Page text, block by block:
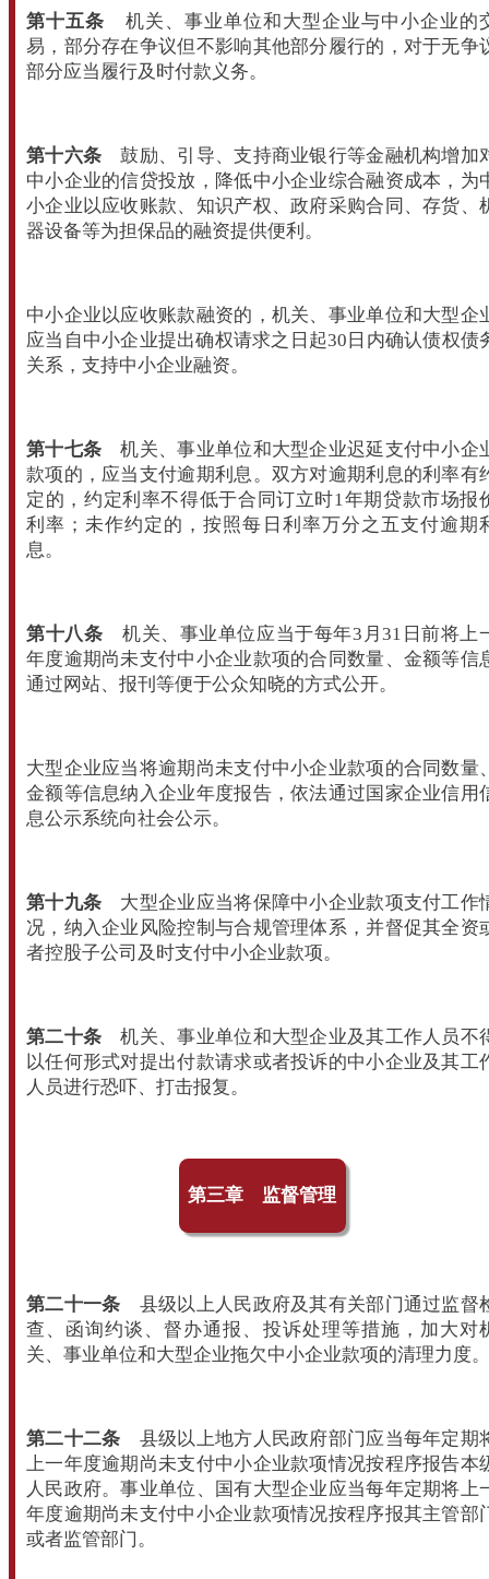
第十五条
机关、事业单位和大型企业与中小企业的
易，部分存在争议但不影响其他部分履行的，对于无争
部分应当履行及时付款义务。
第十六条 鼓励、引导、支持商业银行等金融机构增加
中小企业的信贷投放，降低中小企业综合融资成本，为
小企业以应收账款、知识产权、政府采购合同、存货、
器设备等为担保品的融资提供便利。
中小企业以应收账款融资的，机关、事业单位和大型企
应当自中小企业提出确权请求之日起30日内确认债权债
关系，支持中小企业融资。
第十七条 机关、事业单位和大型企业迟延支付中小企
款项的，应当支付逾期利息。双方对逾期利息的利率有
定的，约定利率不得低于合同订立时1年期贷款市场报
利率；未作约定的，按照每日利率万分之五支付逾期
息。
第十八条 机关、事业单位应当于每年3月31日前将上
年度逾期尚未支付中小企业款项的合同数量、金额等信
通过网站、报刊等便于公众知晓的方式公开。
大型企业应当将逾期尚未支付中小企业款项的合同数量
金额等信息纳入企业年度报告，依法通过国家企业信用
息公示系统向社会公示。
第十九条 大型企业应当将保障中小企业款项支付工作
况，纳入企业风险控制与合规管理体系，并督促其全资
者控股子公司及时支付中小企业款项。
第二十条 机关、事业单位和大型企业及其工作人员不
以任何形式对提出付款请求或者投诉的中小企业及其工
人员进行恐吓、打击报复。
第三章 监督管理
第二十一条 县级以上人民政府及其有关部门通过监督
查、函询约谈、督办通报、投诉处理等措施，加大对
关、事业单位和大型企业拖欠中小企业款项的清理力度。
第二十二条 县级以上地方人民政府部门应当每年定期
上一年度逾期尚未支付中小企业款项情况按程序报告本
人民政府。事业单位、国有大型企业应当每年定期将上
年度逾期尚未支付中小企业款项情况按程序报其主管部
或者监管部门。